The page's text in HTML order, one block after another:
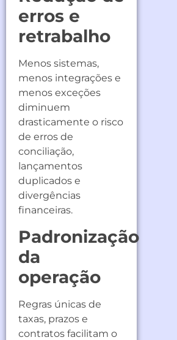
erros e
retrabalho
Menos sistemas,
menos integrações e
menos exceções
diminuem
drasticamente o risco
de erros de
conciliação,
lançamentos
duplicados e
divergências
financeiras.
Padronização
da
operação
Regras únicas de
taxas, prazos e
contratos facilitam o